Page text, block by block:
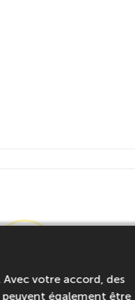
Snorkeling
votre accord, des
peuvent également être